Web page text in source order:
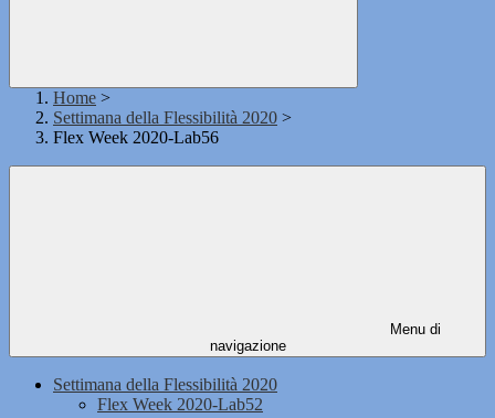
Home >
Settimana della Flessibilità 2020 >
Flex Week 2020-Lab56
Menu di
navigazione
Settimana della Flessibilità 2020
Flex Week 2020-Lab52